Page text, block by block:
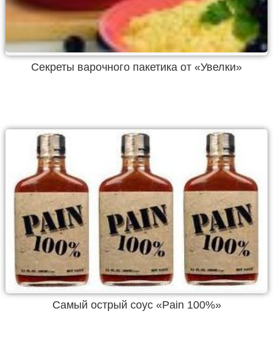
Секреты варочного пакетика от «Увелки»
Самый острый соус «Pain 100%»